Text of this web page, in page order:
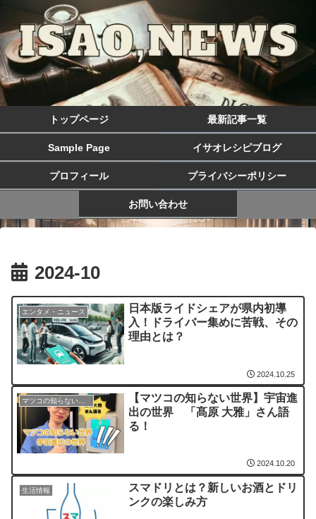
トップページ 最新記事一覧
Sample Page イサオレシピブログ
プロフィール プライバシーポリシー
お問い合わせ
2024-10
エンタメ・ニュース
日本版ライドシェアが県内初導
入！ドライバー集めに苦戦、その
理由とは？
2024.10.25
マツコの知らない世界
【マツコの知らない世界】宇宙進
出の世界 「髙原 大雅」さん語
る！
2024.10.20
生活情報
スマドリとは？新しいお酒とドリ
ンクの楽しみ方